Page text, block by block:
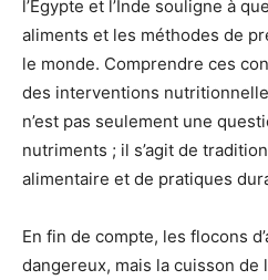
l’Égypte et l’Inde souligne à
aliments et les méthodes de
le monde. Comprendre ces
des interventions
n’est pas seulement une
nutriments ; il s’agit de
alimentaire et de pratiques
En fin de compte, les flocons
dangereux, mais la cuisson de